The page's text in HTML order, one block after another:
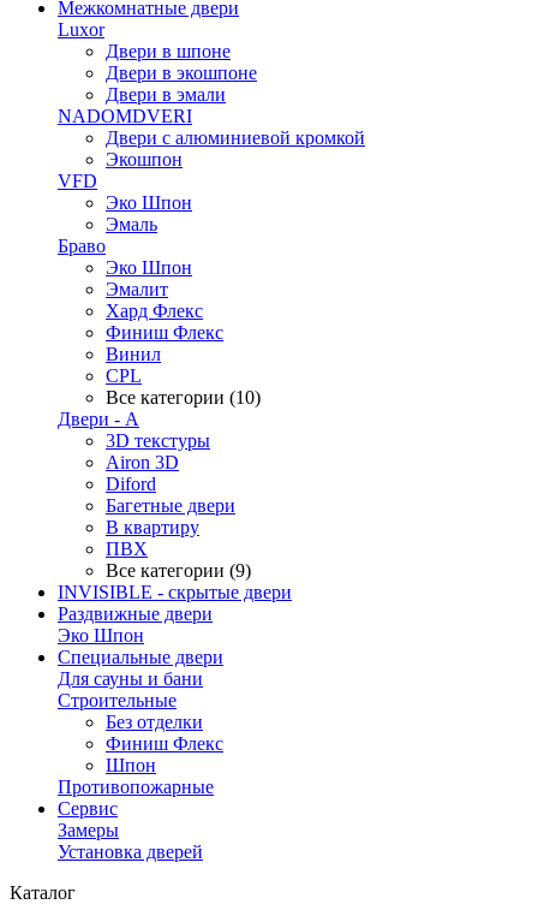
Межкомнатные двери
Luxor
Двери в шпоне
Двери в экошпоне
Двери в эмали
NADOMDVERI
Двери с алюминиевой кромкой
Экошпон
VFD
Эко Шпон
Эмаль
Браво
Эко Шпон
Эмалит
Хард Флекс
Финиш Флекс
Винил
CPL
Все категории (10)
Двери - А
3D текстуры
Airon 3D
Diford
Багетные двери
В квартиру
ПВХ
Все категории (9)
INVISIBLE - скрытые двери
Раздвижные двери
Эко Шпон
Специальные двери
Для сауны и бани
Строительные
Без отделки
Финиш Флекс
Шпон
Противопожарные
Сервис
Замеры
Установка дверей
Каталог